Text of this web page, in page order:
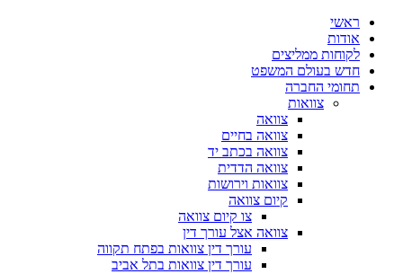
ראשי
אודות
לקוחות ממליצים
חדש בעולם המשפט
תחומי החברה
צוואות
צוואה
צוואה בחיים
צוואה בכתב יד
צוואה הדדית
צוואות וירושות
קיום צוואה
צו קיום צוואה
צוואה אצל עורך דין
עורך דין צוואות בפתח תקווה
עורך דין צוואות בתל אביב